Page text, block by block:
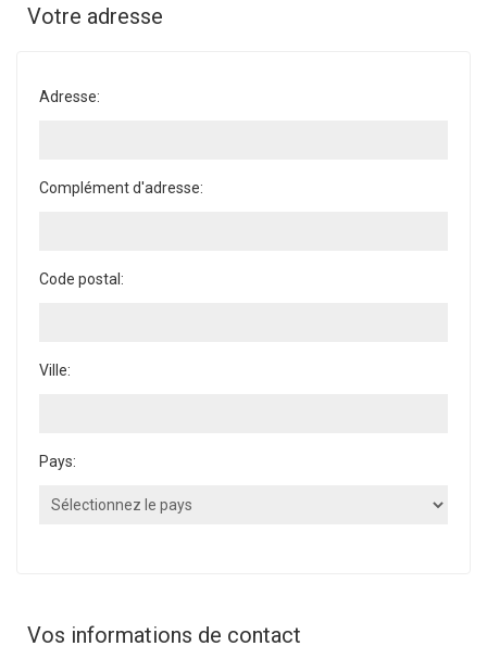
Votre adresse
Adresse:
Complément d'adresse:
Code postal:
Ville:
Pays:
Vos informations de contact